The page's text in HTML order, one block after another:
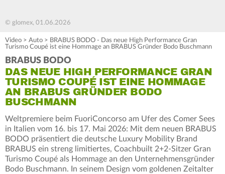
© glomex, 01.06.2026
Video > Auto > BRABUS BODO - Das neue High Performance Gran
Turismo Coupé ist eine Hommage an BRABUS Gründer Bodo Buschmann
BRABUS BODO
DAS NEUE HIGH PERFORMANCE GRAN
TURISMO COUPÉ IST EINE HOMMAGE
AN BRABUS GRÜNDER BODO
BUSCHMANN
Weltpremiere beim FuoriConcorso am Ufer des Comer Sees
in Italien vom 16. bis 17. Mai 2026: Mit dem neuen BRABUS
BODO präsentiert die deutsche Luxury Mobility Brand
BRABUS ein streng limitiertes, Coachbuilt 2+2-Sitzer Gran
Turismo Coupé als Hommage an den Unternehmensgründer
Bodo Buschmann. In seinem Design vom goldenen Zeitalter